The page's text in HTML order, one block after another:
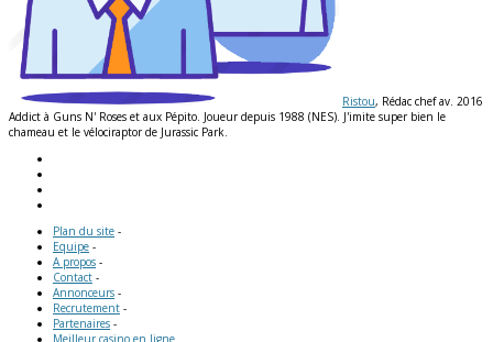
Ristou, Rédac chef av. 2016
Addict à Guns N' Roses et aux Pépito. Joueur depuis 1988 (NES). J'imite super bien le
chameau et le vélociraptor de Jurassic Park.
Plan du site -
Equipe -
A propos -
Contact -
Annonceurs -
Recrutement -
Partenaires -
Meilleur casino en ligne